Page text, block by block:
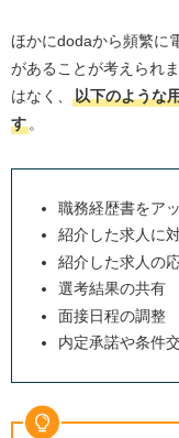
ほかにdodaから頻繁に
があることが考えられま
はなく、
以下のような
す。
職務経歴書をア
紹介した求人に
紹介した求人の
選考結果の共有
面接日程の調整
内定承諾や条件